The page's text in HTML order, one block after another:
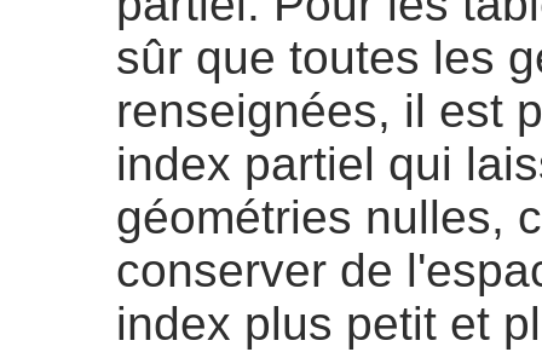
sûr que toutes les
renseignées, il est
index partiel qui
géométries nulles,
conserver de
index plus petit et